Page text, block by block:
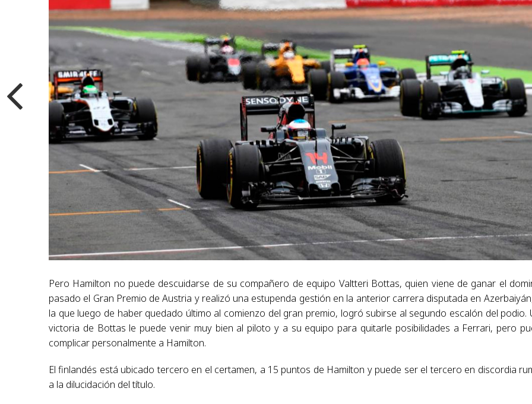
Pero Hamilton no puede descuidarse de su compañero de equipo Valtteri Bottas, quien viene de ganar el
pasado el Gran Premio de Austria y realizó una estupenda gestión en la anterior carrera disputada en
la que luego de haber quedado último al comienzo del gran premio, logró subirse al segundo escalón del podio.
victoria de Bottas le puede venir muy bien al piloto y a su equipo para quitarle posibilidades a Ferrari, pero
complicar personalmente a Hamilton.
El finlandés está ubicado tercero en el certamen, a 15 puntos de Hamilton y puede ser el tercero en discordia
a la dilucidación del título.